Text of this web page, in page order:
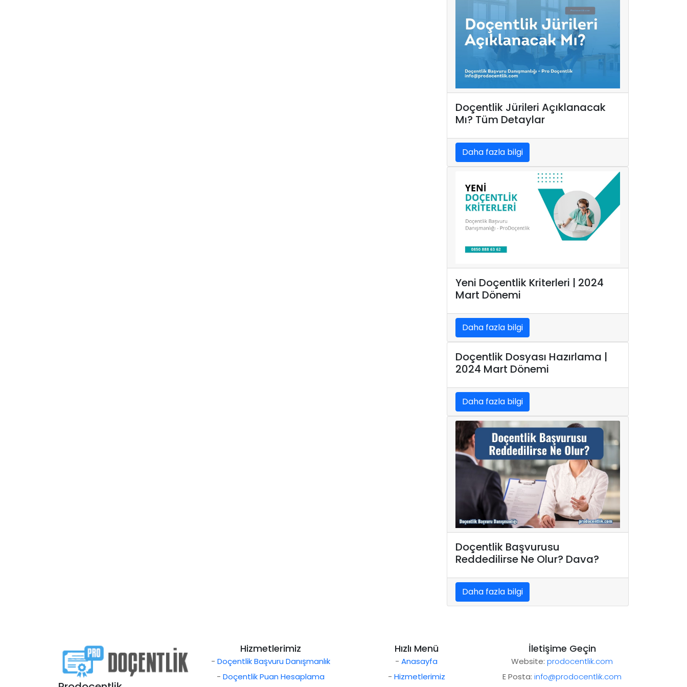
Doçentlik Jürileri Açıklanacak
Mı? Tüm Detaylar
Daha fazla bilgi
Yeni Doçentlik Kriterleri | 2024
Mart Dönemi
Daha fazla bilgi
Doçentlik Dosyası Hazırlama |
2024 Mart Dönemi
Daha fazla bilgi
Doçentlik Başvurusu
Reddedilirse Ne Olur? Dava?
Daha fazla bilgi
Hizmetlerimiz
- Doçentlik Başvuru Danışmanlık
- Doçentlik Puan Hesaplama
Hızlı Menü
- Anasayfa
- Hizmetlerimiz
İletişime Geçin
Website: prodocentlik.com
E Posta: info@prodocentlik.com